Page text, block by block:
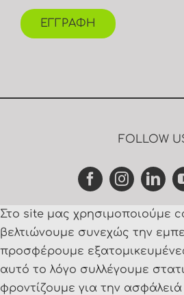
ΕΓΓΡΑΦΗ
FOLLOW
Στο site μας χρησιμοποιούμε
βελτιώνουμε συνεχώς την
προσφέρουμε
αυτό το λόγο συλλέγουμε
φροντίζουμε για την